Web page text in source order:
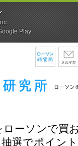
ーソンで買
選でポイン
Play